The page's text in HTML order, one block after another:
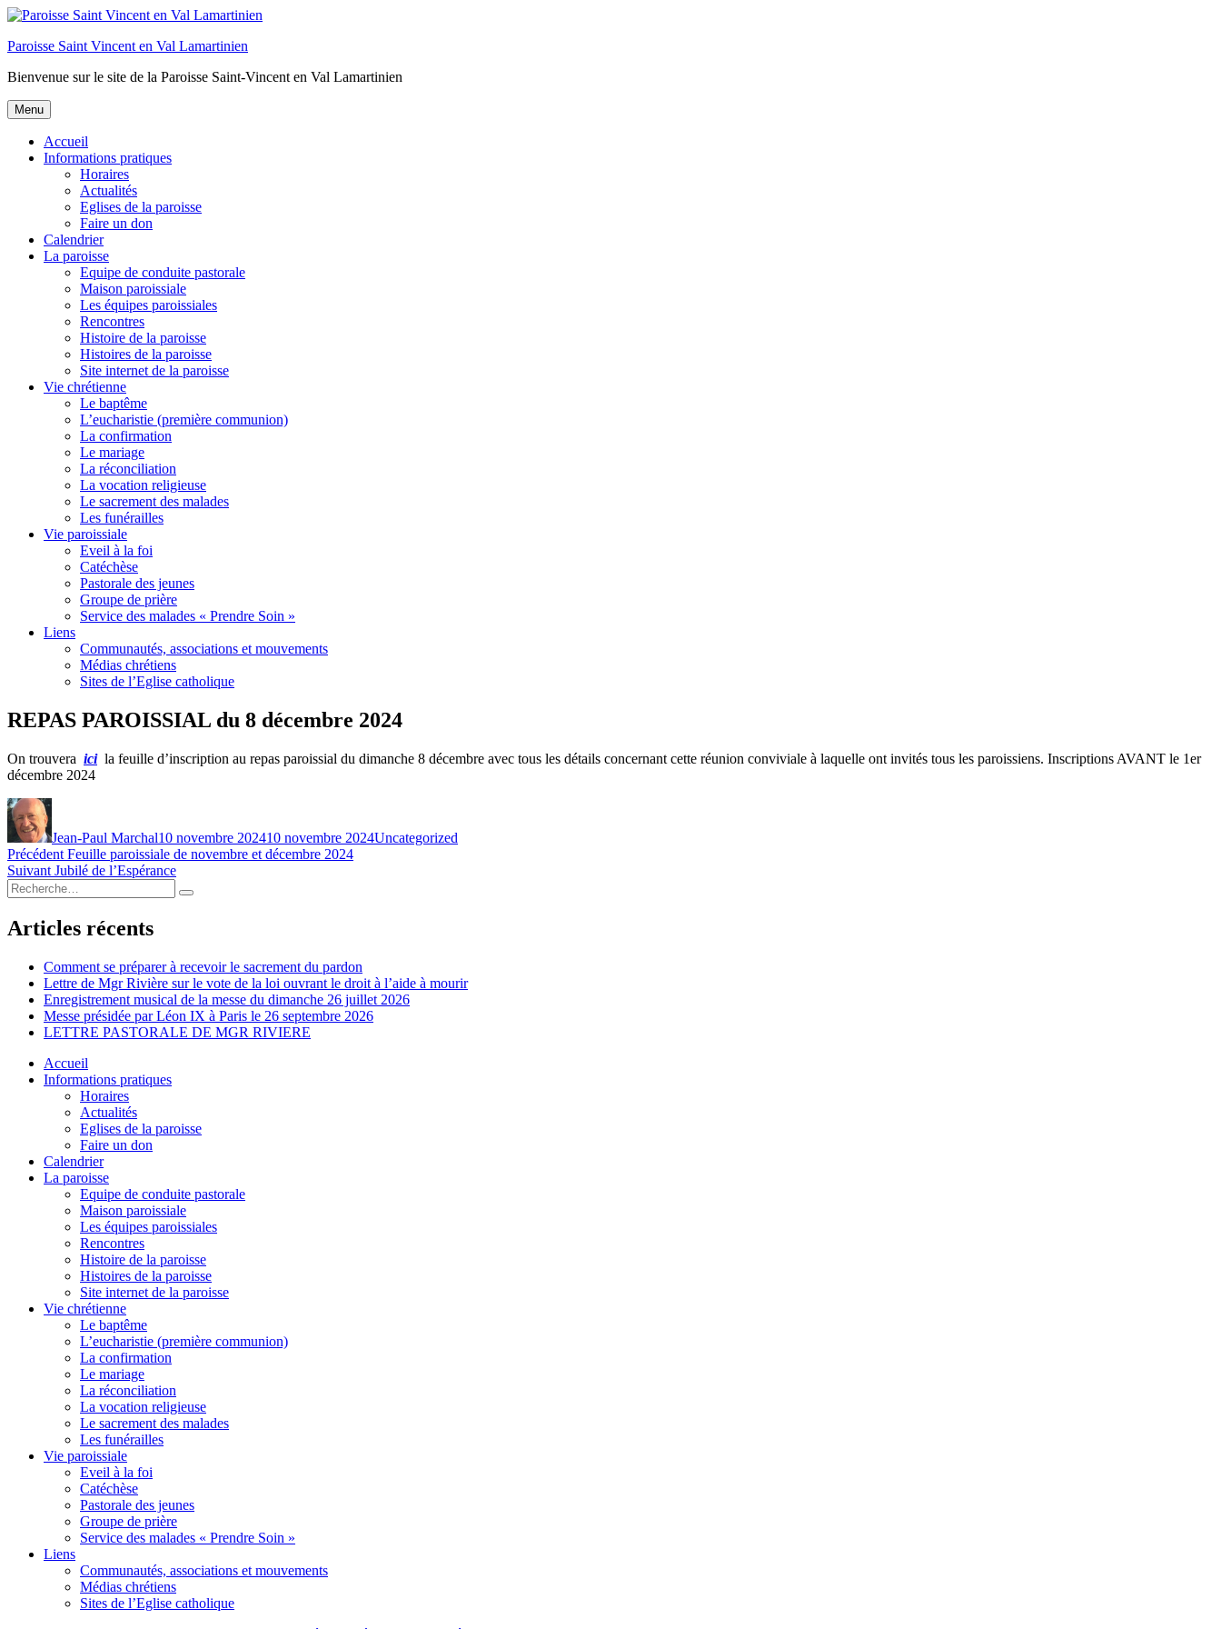
Aller
contenu
Paroisse Saint Vincent en Val Lamartinien
Bienvenue sur le site de la Paroisse Saint-Vincent en Val Lamartinien
Menu
Accueil
Informations pratiques
Horaires
Actualités
Eglises de la paroisse
Faire un don
Calendrier
La paroisse
Equipe de conduite pastorale
Maison paroissiale
Les équipes paroissiales
Rencontres
Histoire de la paroisse
Histoires de la paroisse
Site internet de la paroisse
Vie chrétienne
Le baptême
L’eucharistie (première communion)
La confirmation
Le mariage
La réconciliation
La vocation religieuse
Le sacrement des malades
Les funérailles
Vie paroissiale
Eveil à la foi
Catéchèse
Pastorale des jeunes
Groupe de prière
Service des malades « Prendre Soin »
Liens
Communautés, associations et mouvements
Médias chrétiens
Sites de l’Eglise catholique
REPAS PAROISSIAL du 8 décembre 2024
On trouvera icila feuille d’inscription au repas paroissial du dimanche 8 décembre avec tous les détails concernant cette réunion conviviale à laquelle ont invités tous les paroissiens. Inscriptions AVANT le 1er
décembre 2024
Jean-Paul Marchal10 novembre 202410 novembre 2024Uncategorized
Navigation
de
l’article
Précédent Publication
précédente :
Feuille paroissiale de novembre et décembre 2024
Suivant Publication
suivante :
Jubilé de l’Espérance
Recherche
pour :
Recherche
Articles récents
Comment se préparer à recevoir le sacrement du pardon
Lettre de Mgr Rivière sur le vote de la loi ouvrant le droit à l’aide à mourir
Enregistrement musical de la messe du dimanche 26 juillet 2026
Messe présidée par Léon IX à Paris le 26 septembre 2026
LETTRE PASTORALE DE MGR RIVIERE
Accueil
Informations pratiques
Horaires
Actualités
Eglises de la paroisse
Faire un don
Calendrier
La paroisse
Equipe de conduite pastorale
Maison paroissiale
Les équipes paroissiales
Rencontres
Histoire de la paroisse
Histoires de la paroisse
Site internet de la paroisse
Vie chrétienne
Le baptême
L’eucharistie (première communion)
La confirmation
Le mariage
La réconciliation
La vocation religieuse
Le sacrement des malades
Les funérailles
Vie paroissiale
Eveil à la foi
Catéchèse
Pastorale des jeunes
Groupe de prière
Service des malades « Prendre Soin »
Liens
Communautés, associations et mouvements
Médias chrétiens
Sites de l’Eglise catholique